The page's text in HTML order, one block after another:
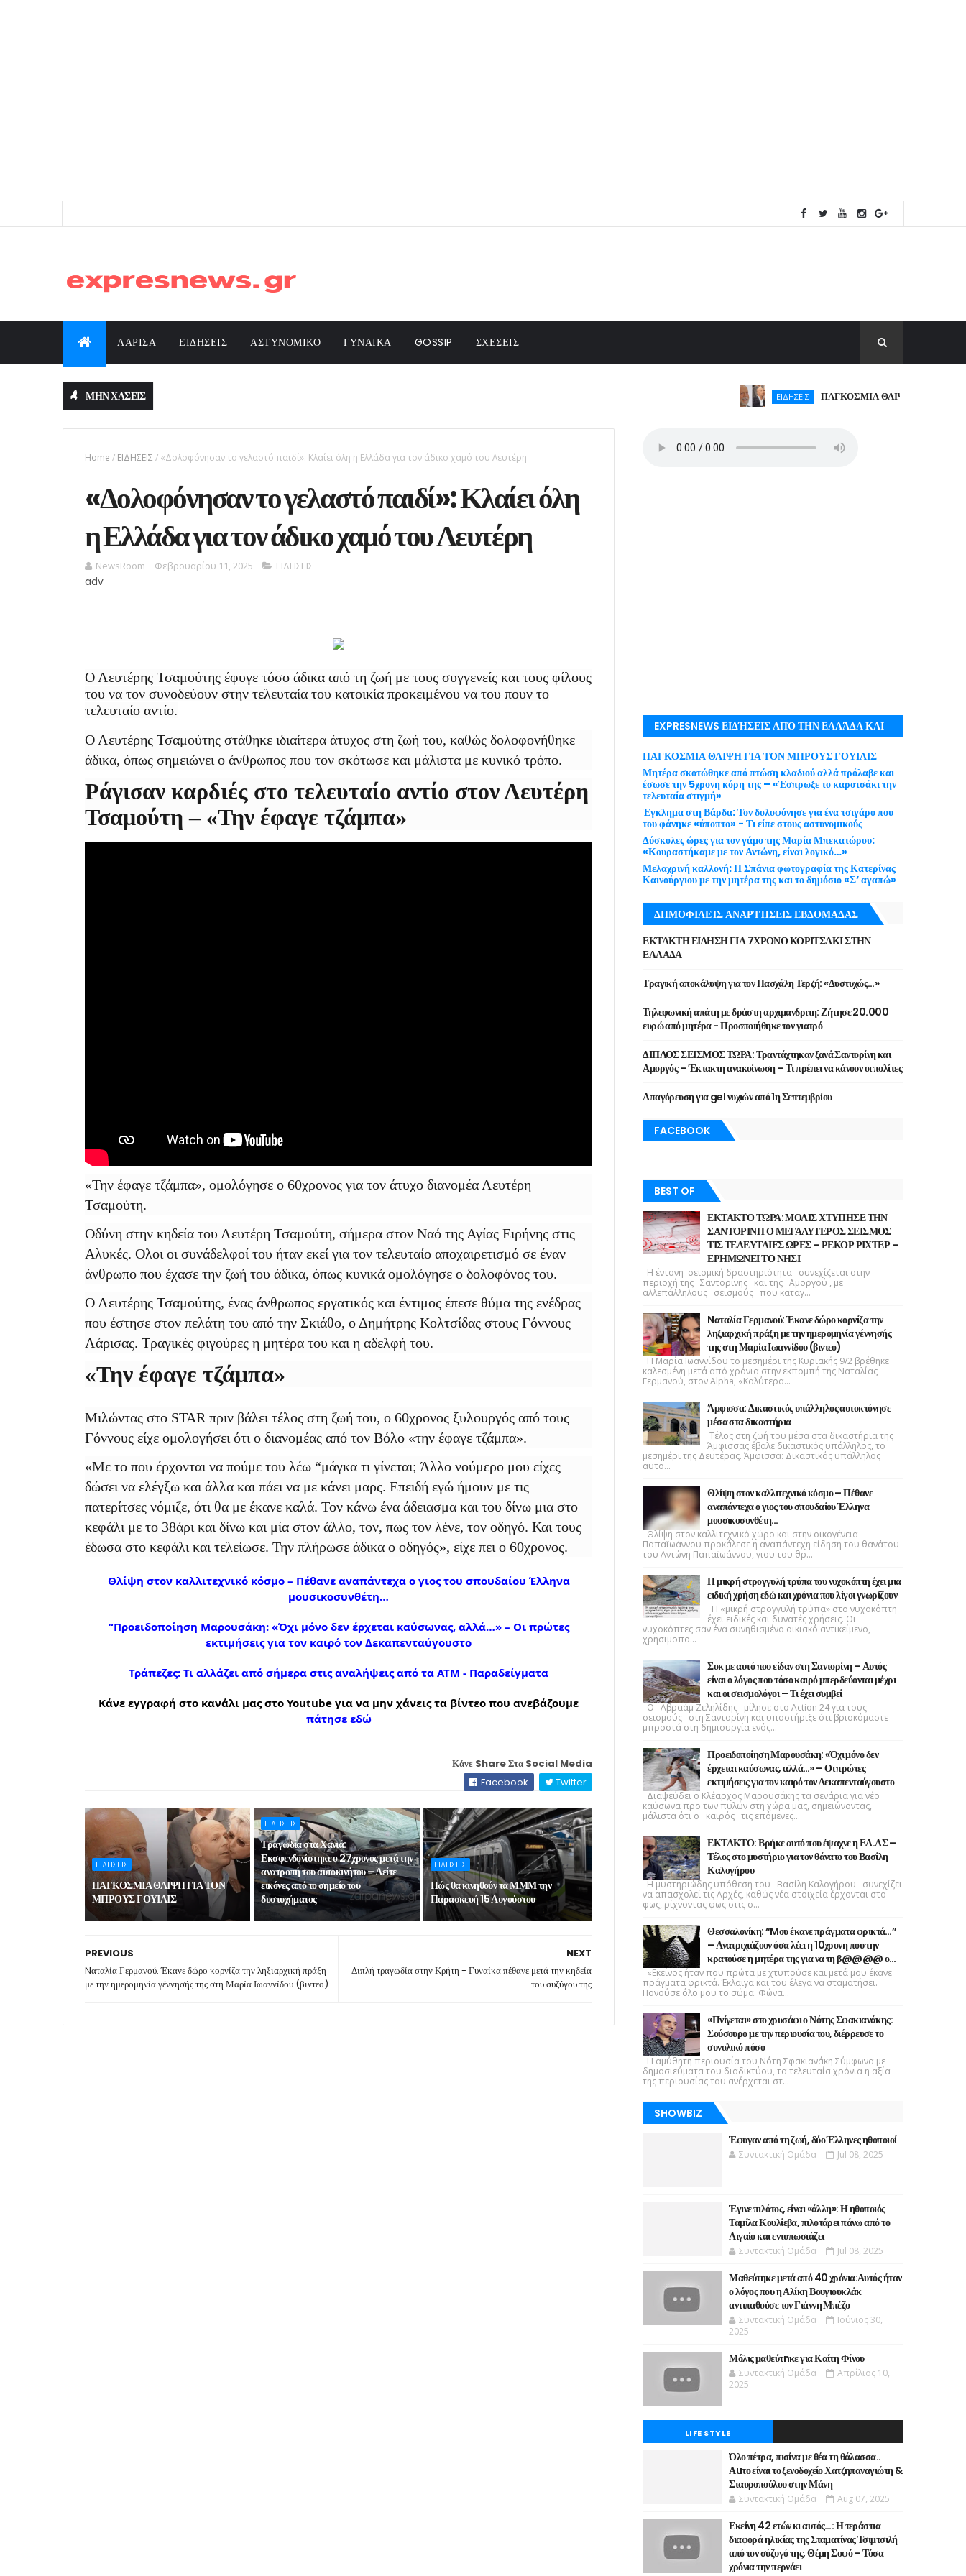
ΛΑΡΙΣΑ ΕΙΔΗΣΕΙΣ ΑΣΤΥΝΟΜΙΚΟ ΓΥΝΑΙΚΑ GOSSIP ΣΧΕΣΕΙΣ
ΜΗΝ ΧΑΣΕΙΣ ΕΙΔΗΣΕΙΣ ΠΑΓΚΟΣΜΙΑ ΘΛΙΨΗ ΓΙΑ ΤΟΝ ΜΠΡΟΥΣ
Home / ΕΙΔΗΣΕΙΣ / «Δολοφόνησαν το γελαστό παιδί»: Κλαίει όλη η Ελλάδα για τον άδικο χαμό του Λευτέρη
«Δολοφόνησαν το γελαστό παιδί»: Κλαίει όλη
η Ελλάδα για τον άδικο χαμό του Λευτέρη
NewsRoom Φεβρουαρίου 11, 2025 ΕΙΔΗΣΕΙΣ
adv
Ο Λευτέρης Τσαμούτης έφυγε τόσο άδικα από τη ζωή με τους συγγενείς και τους φίλους
του να τον συνοδεύουν στην τελευταία του κατοικία προκειμένου να του πουν το
τελευταίο αντίο.
Ο Λευτέρης Τσαμούτης στάθηκε ιδιαίτερα άτυχος στη ζωή του, καθώς δολοφονήθηκε
άδικα, όπως σημειώνει ο άνθρωπος που τον σκότωσε και μάλιστα με κυνικό τρόπο.
Ράγισαν καρδιές στο τελευταίο αντίο στον Λευτέρη
Τσαμούτη – «Την έφαγε τζάμπα»
«Την έφαγε τζάμπα», ομολόγησε ο 60χρονος για τον άτυχο διανομέα Λευτέρη
Τσαμούτη.
Οδύνη στην κηδεία του Λευτέρη Τσαμούτη, σήμερα στον Ναό της Αγίας Ειρήνης στις
Αλυκές. Ολοι οι συνάδελφοί του ήταν εκεί για τον τελευταίο αποχαιρετισμό σε έναν
άνθρωπο που έχασε την ζωή του άδικα, όπως κυνικά ομολόγησε ο δολοφόνος του.
Ο Λευτέρης Τσαμούτης, ένας άνθρωπος εργατικός και έντιμος έπεσε θύμα της ενέδρας
που έστησε στον πελάτη του από την Σκιάθο, ο Δημήτρης Κολτσίδας στους Γόννους
Λάρισας. Τραγικές φιγούρες η μητέρα του και η αδελφή του.
«Την έφαγε τζάμπα»
Μιλώντας στο STAR πριν βάλει τέλος στη ζωή του, ο 60χρονος ξυλουργός από τους
Γόννους είχε ομολογήσει ότι ο διανομέας από τον Βόλο «την έφαγε τζάμπα».
«Με το που έρχονται να πούμε του λέω “μάγκα τι γίνεται; Άλλο νούμερο μου είχες
δώσει να ελέγξω και άλλα και πάει να με κάνει μαρς. Επειδή εγώ ήμουν με τις
πατερίτσες νόμιζε, ότι θα με έκανε καλά. Τον κάνω ένα άδειασμα και του δίνω μια στο
κεφάλι με το 38άρι και δίνω και μία στον άλλο, τον, πως τον λένε, τον οδηγό. Και τους
έδωσα στο κεφάλι και τελείωσε. Την πλήρωσε άδικα ο οδηγός», είχε πει ο 60χρονος.
Θλίψη στον καλλιτεχνικό κόσμο – Πέθανε αναπάντεχα ο γιος του σπουδαίου Έλληνα
μουσικοσυνθέτη…
“Προειδοποίηση Μαρουσάκη: «Όχι μόνο δεν έρχεται καύσωνας, αλλά…» – Οι πρώτες
εκτιμήσεις για τον καιρό τον Δεκαπενταύγουστο
Τράπεζες: Τι αλλάζει από σήμερα στις αναλήψεις από τα ΑΤΜ - Παραδείγματα
Κάνε εγγραφή στο κανάλι μας στο Youtube για να μην χάνεις τα βίντεο που ανεβάζουμε
πάτησε εδώ
Κάνε Share Στα Social Media
Facebook
Twitter
ΕΙΔΗΣΕΙΣ
ΠΑΓΚΟΣΜΙΑ ΘΛΙΨΗ ΓΙΑ ΤΟΝ
ΜΠΡΟΥΣ ΓΟΥΙΛΙΣ
ΕΙΔΗΣΕΙΣ
Τραγωδία στα Χανιά:
Εκσφενδονίστηκε ο 27χρονος μετά την
ανατροπή του αυτοκινήτου – Δείτε
εικόνες από το σημείο του
δυστυχήματος
ΕΙΔΗΣΕΙΣ
Πώς θα κινηθούν τα ΜΜΜ την
Παρασκευή 15 Αυγούστου
NEXT
Διπλή τραγωδία στην Κρήτη - Γυναίκα πέθανε μετά την κηδεία
του συζύγου της
PREVIOUS
Nαταλία Γερμανού: Έκανε δώρο κορνίζα την ληξιαρχική πράξη
με την ημερομηνία γέννησής της στη Μαρία Ιωαννίδου (βιντεο)
EXPRESNEWS ΕΙΔΉΣΕΙΣ ΑΠΌ ΤΗΝ ΕΛΛΆΔΑ ΚΑΙ
ΠΑΓΚΟΣΜΙΑ ΘΛΙΨΗ ΓΙΑ ΤΟΝ ΜΠΡΟΥΣ ΓΟΥΙΛΙΣ
Μητέρα σκοτώθηκε από πτώση κλαδιού αλλά πρόλαβε και
έσωσε την 5χρονη κόρη της – «Έσπρωξε το καροτσάκι την
τελευταία στιγμή»
Έγκλημα στη Βάρδα: Τον δολοφόνησε για ένα τσιγάρο που
του φάνηκε «ύποπτο» - Τι είπε στους αστυνομικούς
Δύσκολες ώρες για τον γάμο της Μαρία Μπεκατώρου:
«Κουραστήκαμε με τον Αντώνη, είναι λογικό…»
Μελαχρινή καλλονή: Η Σπάνια φωτογραφία της Κατερίνας
Καινούργιου με την μητέρα της και το δημόσιο «Σ’ αγαπώ»
ΔΗΜΟΦΙΛΕΊΣ ΑΝΑΡΤΉΣΕΙΣ ΕΒΔΟΜΑΔΑΣ
ΕΚΤΑΚΤΗ ΕΙΔΗΣΗ ΓΙΑ 7ΧΡΟΝΟ ΚΟΡΙΤΣΑΚΙ ΣΤΗΝ
ΕΛΛΑΔΑ
Τραγική αποκάλυψη για τον Πασχάλη Τερζή: «Δυστυχώς…»
Τηλεφωνική απάτη με δράστη αρχιμανδριτη: Ζήτησε 20.000
ευρώ από μητέρα - Προσποιήθηκε τον γιατρό
ΔΙΠΛΟΣ ΣΕΙΣΜΟΣ ΤΩΡΑ: Τραντάχτηκαν ξανά Σαντορίνη και
Αμοργός – Έκτακτη ανακοίνωση – Τι πρέπει να κάνουν οι πολίτες
Απαγόρευση για gel νυχιών από 1η Σεπτεμβρίου
FACEBOOK
BEST OF
ΕΚΤΑΚΤΟ ΤΩΡΑ: ΜΟΛΙΣ ΧΤΥΠΗΣΕ ΤΗΝ
ΣΑΝΤΟΡΙΝΗ Ο ΜΕΓΑΛΥΤΕΡΟΣ ΣΕΙΣΜΟΣ
ΤΙΣ ΤΕΛΕΥΤΑΙΕΣ ΩΡΕΣ – ΡΕΚΟΡ ΡΙΧΤΕΡ –
ΕΡΗΜΩΝΕΙ ΤΟ ΝΗΣΙ
Η έντονη σεισμική δραστηριότητα συνεχίζεται στην
περιοχή της Σαντορίνης και της Αμοργού , με
αλλεπάλληλους σεισμούς που καταγ...
Nαταλία Γερμανού: Έκανε δώρο κορνίζα την
ληξιαρχική πράξη με την ημερομηνία γέννησής
της στη Μαρία Ιωαννίδου (βιντεο)
Η Μαρία Ιωαννίδου το μεσημέρι της Κυριακής 9/2 βρέθηκε
καλεσμένη μετά από χρόνια στην εκπομπή της Ναταλίας
Γερμανού, στον Alpha, «Καλύτερα...
Άμφισσα: Δικαστικός υπάλληλος αυτοκτόνησε
μέσα στα δικαστήρια
Τέλος στη ζωή του μέσα στα δικαστήρια της
Άμφισσας έβαλε δικαστικός υπάλληλος, το
μεσημέρι της Δευτέρας. Άμφισσα: Δικαστικός υπάλληλος
αυτο...
Θλίψη στον καλλιτεχνικό κόσμο – Πέθανε
αναπάντεχα ο γιος του σπουδαίου Έλληνα
μουσικοσυνθέτη…
Θλίψη στον καλλιτεχνικό χώρο και στην οικογένεια
Παπαϊωάννου προκάλεσε η αναπάντεχη είδηση του θανάτου
του Αντώνη Παπαϊωάννου, γιου του θρ...
Η μικρή στρογγυλή τρύπα του νυχοκόπτη έχει μια
ειδική χρήση εδώ και χρόνια που λίγοι γνωρίζουν
Η «μικρή στρογγυλή τρύπα» στο νυχοκόπτη
έχει ειδικές και δυνατές χρήσεις. Οι
νυχοκόπτες σαν ένα συνηθισμένο οικιακό αντικείμενο,
χρησιμοπο...
Σοκ με αυτό που είδαν στη Σαντορίνη – Αυτός
είναι ο λόγος που τόσο καιρό μπερδεύονται μέχρι
και οι σεισμολόγοι – Τι έχει συμβεί
Ο Αβραάμ Ζεληλίδης μίλησε στο Action 24 για τους
σεισμούς στη Σαντορίνη και υποστήριξε ότι βρισκόμαστε
μπροστά στη δημιουργία ενός...
Προειδοποίηση Μαρουσάκη: «Όχι μόνο δεν
έρχεται καύσωνας, αλλά…» – Οι πρώτες
εκτιμήσεις για τον καιρό τον Δεκαπενταύγουστο
Διαψεύδει ο Κλέαρχος Μαρουσάκης τα σενάρια για νέο
καύσωνα προ των πυλών στη χώρα μας, σημειώνοντας,
μάλιστα ότι ο καιρός τις επόμενες...
ΕΚΤΑΚΤΟ: Βρήκε αυτό που έψαχνε η ΕΛ.ΑΣ –
Τέλος στο μυστήριο για τον θάνατο του Βασίλη
Καλογήρου
Η μυστηριώδης υπόθεση του Βασίλη Καλογήρου συνεχίζει
να απασχολεί τις Αρχές, καθώς νέα στοιχεία έρχονται στο
φως, ρίχνοντας φως στις σ...
Θεσσαλονίκη: “Mου έκανε πράγματα φρικτά…”
– Ανατριχιάζουν όσα λέει η 10χρονη που την
κρατούσε η μητέρα της για να τη β@@@@ ο…
«Εκείνος ήταν που πρώτα με χτυπούσε και μετά μου έκανε
πράγματα φρικτά. Έκλαιγα και του έλεγα να σταματήσει.
Πονούσε όλο μου το σώμα. Φώνα...
«Πνίγεται» στο χρυσάφι ο Νότης Σφακιανάκης:
Σούσουρο με την περιουσία του, διέρρευσε το
συνολικό πόσο
Η αμύθητη περιουσία του Νότη Σφακιανάκη Σύμφωνα με
δημοσιεύματα του διαδικτύου, τα τελευταία χρόνια η αξία
της περιουσίας του ανέρχεται στ...
SHOWBIZ
Έφυγαν από τη ζωή, δύο Έλληνες ηθοποιοί
Συντακτική Ομάδα Jul 08, 2025
Έγινε πιλότος, είναι «άλλη»: Η ηθοποιός
Ταμίλα Κουλίεβα, πιλοτάρει πάνω από το
Αιγαίο και εντυπωσιάζει
Συντακτική Ομάδα Jul 08, 2025
Μαθεύτηκε μετά από 40 χρόνια:Αυτός ήταν
ο λόγος που η Αλίκη Βουγιουκλάκ
αντιπαθούσε τον Γιάννη Μπέζο
Συντακτική Ομάδα
Ιούνιος 30,
2025
Μόλις μαθεύτnκε για Καίτη Φίνου
Συντακτική Ομάδα
Απρίλιος 10,
2025
LIFE STYLE
Όλο πέτρα, πισίνα με θέα τη θάλασσα..
Αuτο είναι το ξενοδοχείο Χατζηπαναγιώτη &
Σταυροπούλου στην Μάνη
Συντακτική Ομάδα Aug 07, 2025
Εκείνη 42 ετών κι αυτός…: Η τεράστια
διαφορά ηλικίας της Σταματίνας Τσιμτσιλή
από τον σύζυγό της, Θέμη Σοφό – Τόσα
χρόνια την περνάει